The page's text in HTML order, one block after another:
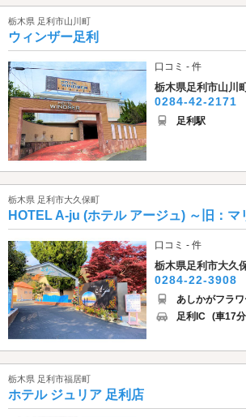
栃木県 足利市山川町
ウィンザー足利
口コミ - 件
栃木県足利市山川
0284-42-2171
足利駅
栃木県 足利市大久保町
HOTEL A-ju (ホテル アージュ) ～旧：マ
口コミ - 件
栃木県足利市大久
0284-22-3908
あしかがフラ
足利IC (車17
栃木県 足利市福居町
ホテル ジュリア 足利店